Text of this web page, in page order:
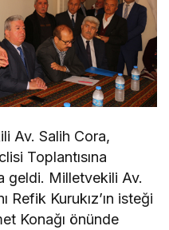
Av. Salih Cora,
Toplantısına
geldi. Milletvekili Av.
Refik Kurukız’ın isteği
Konağı önünde